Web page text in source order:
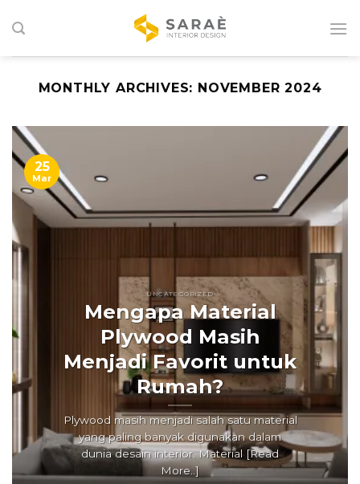
to
MONTHLY ARCHIVES: NOVEMBER 2024
UNCATEGORIZED
Mengapa Material
Plywood Masih
Menjadi Favorit untuk
Rumah?
Plywood masih menjadi salah satu material
yang paling banyak digunakan dalam
dunia desain interior. Material [Read
More..]
25
Mar